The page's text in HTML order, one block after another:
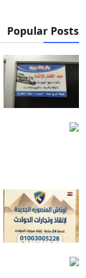
Popular Posts